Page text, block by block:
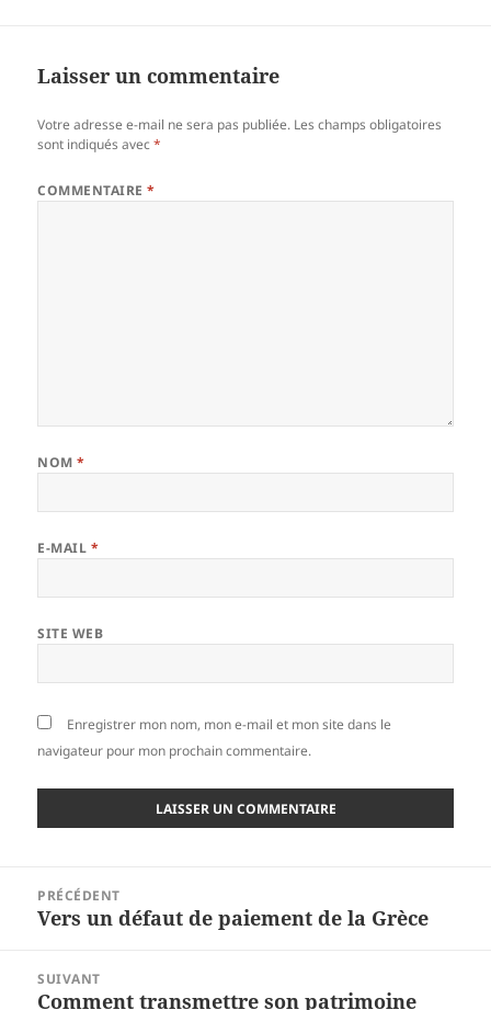
Laisser un commentaire
Votre adresse e-mail ne sera pas publiée. Les champs obligatoires
sont indiqués avec*
COMMENTAIRE*
NOM*
E-MAIL *
SITE WEB
Enregistrer mon nom, mon e-mail et mon site dans le
navigateur pour mon prochain commentaire.
l’article
PRÉCÉDENT
Article
Vers un défaut de paiement de la Grèce
SUIVANT
Article
Comment transmettre son patrimoine